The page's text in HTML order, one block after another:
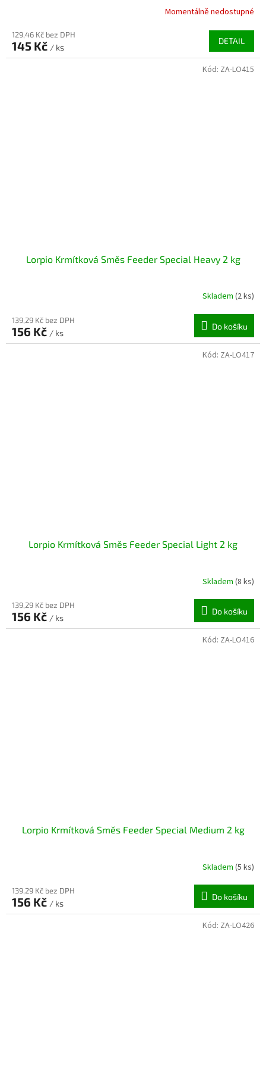
Momentálně nedostupné
129,46 Kč bez DPH
145 Kč / ks
DETAIL
Lorpio Krmítková Směs Feeder Special Heavy 2 kg
Skladem (2 ks)
139,29 Kč bez DPH
156 Kč / ks
Do košíku
Kód: ZA-LO415
Lorpio Krmítková Směs Feeder Special Light 2 kg
Skladem (8 ks)
139,29 Kč bez DPH
156 Kč / ks
Do košíku
Kód: ZA-LO417
Lorpio Krmítková Směs Feeder Special Medium 2 kg
Skladem (5 ks)
139,29 Kč bez DPH
156 Kč / ks
Do košíku
Kód: ZA-LO416
Kód: ZA-LO426